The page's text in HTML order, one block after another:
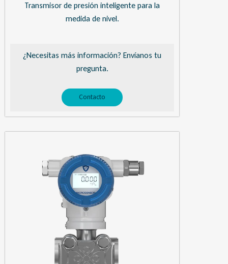
Transmisor de presión inteligente para la
medida de nivel.
¿Necesitas más información? Envíanos tu
pregunta.
Contacto